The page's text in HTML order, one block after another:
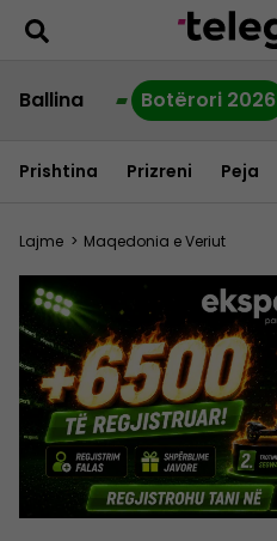
Ballina Botërori 2026
Prishtina Prizreni Peja
Lajme > Maqedonia e Veriut